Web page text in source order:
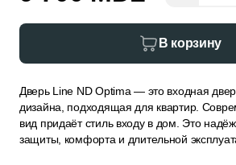
В корзину
Дверь Line ND Optima — это входная
дизайна, подходящая для квартир.
вид придаёт стиль входу в дом. Это
защиты, комфорта и длительной